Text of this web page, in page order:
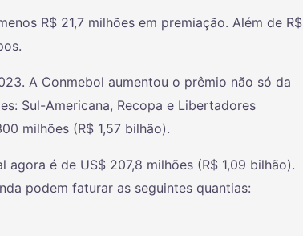
R$ 21,7 milhões em premiação. Além de R$
A Conmebol aumentou o prêmio não só da
Sul-Americana, Recopa e Libertadores
milhões (R$ 1,57 bilhão).
é de US$ 207,8 milhões (R$ 1,09 bilhão).
podem faturar as seguintes quantias: